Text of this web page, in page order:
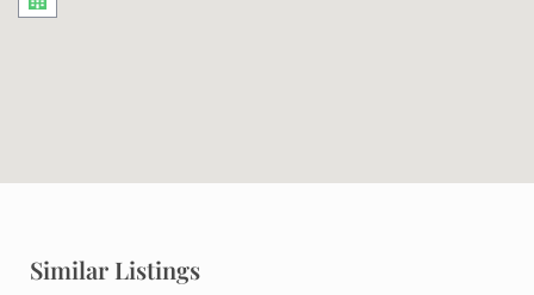
Similar Listings